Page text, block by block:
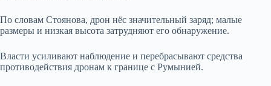
По словам Стоянова, дрон нёс значительный заряд; малые
размеры и низкая высота затрудняют его обнаружение.
Власти усиливают наблюдение и перебрасывают средства
противодействия дронам к границе с Румынией.